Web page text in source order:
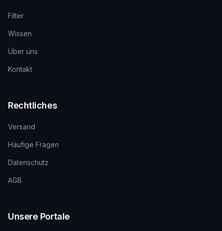
Filter
Wissen
Über uns
Kontakt
Rechtliches
Versand
Häufige Fragen
Datenschutz
AGB
Unsere Portale